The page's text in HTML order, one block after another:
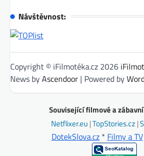
Návštěvnost:
Copyright © iFilmotéka.cz 2026
News byAscendoor | Powered by
Související filmové a
Netflixer.eu |TopStories.cz|
DotekSlova.cz* Filmy a TV